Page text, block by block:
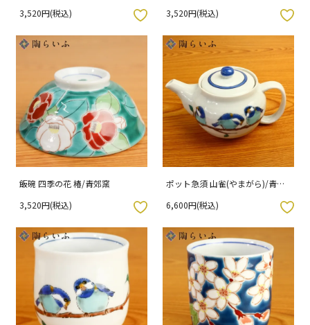
3,520円(税込)
3,520円(税込)
お気に入りボタン
飯碗 四季の花 椿/青郊窯
3,520円(税込)
ポット急須 山雀(やまがら)/青郊
6,600円(税込)
お気に入りボタン